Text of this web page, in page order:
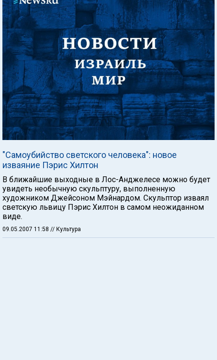
"Самоубийство светского человека": новое
изваяние Пэрис Хилтон
В ближайшие выходные в Лос-Анджелесе можно будет
увидеть необычную скульптуру, выполненную
художником Джейсоном Мэйнардом. Скульптор изваял
светскую львицу Пэрис Хилтон в самом неожиданном
виде.
09.05.2007 11:58 // Культура